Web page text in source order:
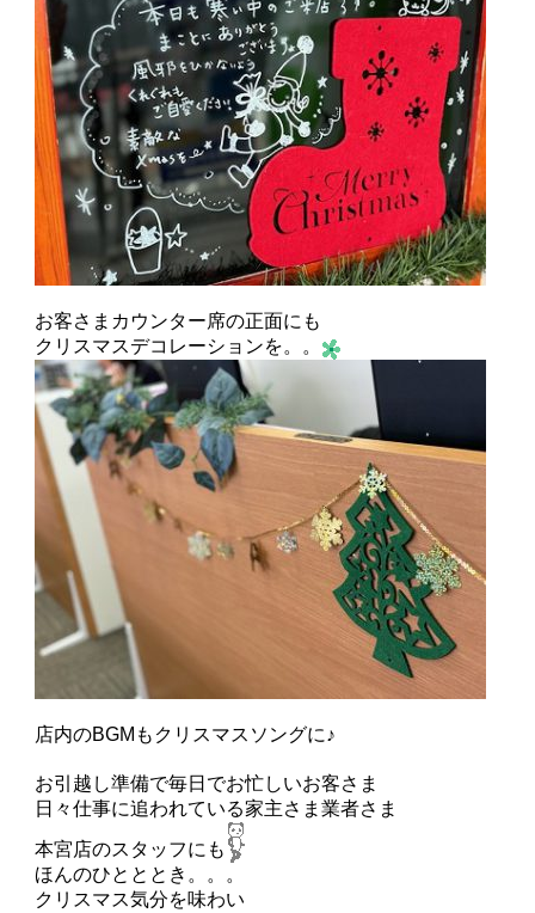
お客さまカウンター席の正面にも
クリスマスデコレーションを。。
店内のBGMもクリスマスソングに♪
お引越し準備で毎日でお忙しいお客さま
日々仕事に追われている家主さま業者さま
本宮店のスタッフにも
ほんのひとととき。。。
クリスマス気分を味わい